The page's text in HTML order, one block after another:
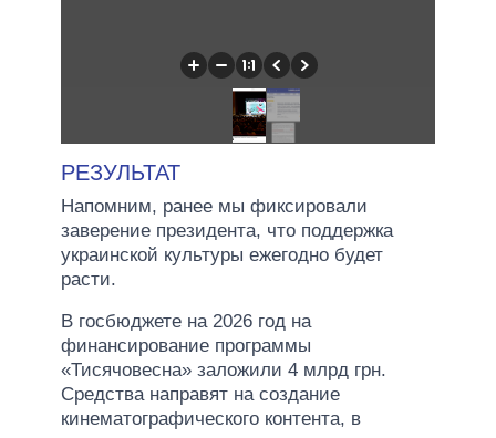
РЕЗУЛЬТАТ
Напомним, ранее мы фиксировали
заверение президента, что поддержка
украинской культуры ежегодно будет
расти.
В госбюджете на 2026 год на
финансирование программы
«Тисячовесна» заложили 4 млрд грн.
Средства направят на создание
кинематографического контента, в